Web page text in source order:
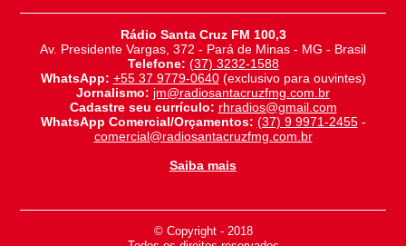
Rádio Santa Cruz FM 100,3
Av. Presidente Vargas, 372 - Pará de Minas - MG - Brasil
Telefone: (37) 3232-1588
WhatsApp: +55 37 9779-0640(exclusivo para ouvintes)
Jornalismo: jm@radiosantacruzfmg.com.br
Cadastre seu currículo: rhradios@gmail.com
WhatsApp Comercial/Orçamentos: (37) 9 9971-2455-
comercial@radiosantacruzfmg.com.br
Saiba mais
© Copyright - 2018
-